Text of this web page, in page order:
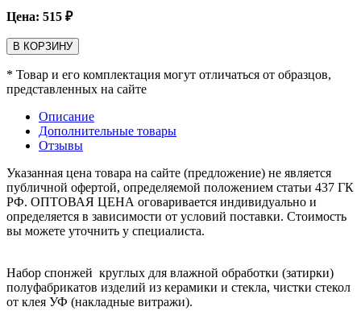
Цена: 515 ₽
В КОРЗИНУ
* Товар и его комплектация могут отличаться от образцов,
представленных на сайте
Описание
Дополнительные товары
Отзывы
Указанная цена товара на сайте (предложение) не является
публичной офертой, определяемой положением статьи 437 ГК
РФ. ОПТОВАЯ ЦЕНА оговаривается индивидуально и
определяется в зависимости от условий поставки. Стоимость
вы можете уточнить у специалиста.
Набор спонжей круглых для влажной обработки (затирки)
полуфабрикатов изделий из керамики и стекла, чистки стекол
от клея УФ (накладные витражи).